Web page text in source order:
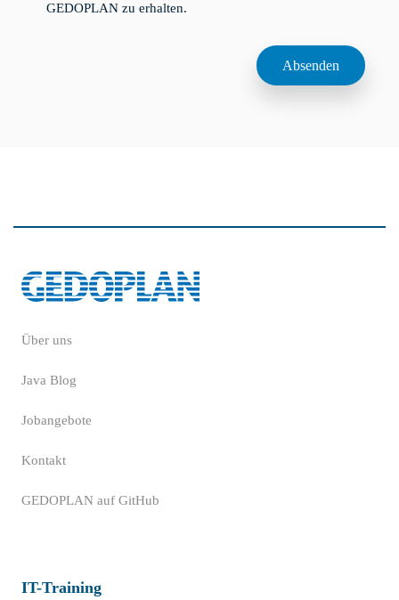
GEDOPLAN zu erhalten.
Über uns
Java Blog
Jobangebote
Kontakt
GEDOPLAN auf GitHub
IT-Training